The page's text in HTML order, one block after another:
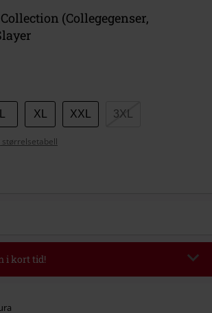
(Collegegenser,
XL XXL 3XL
i kort tid!